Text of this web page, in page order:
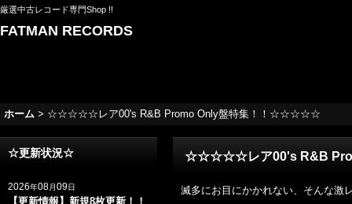
厳選中古レコード専門Shop !!
FATMAN RECORDS
ホーム > ☆☆☆☆☆レア00's R&B Promo Only盤特集！！☆☆☆☆☆
☆更新状況☆
2026年08月09日
【更新情報】新規8枚更新！！
☆☆☆☆☆レア00's R&B
滅多にお目にかかれない、そんな激